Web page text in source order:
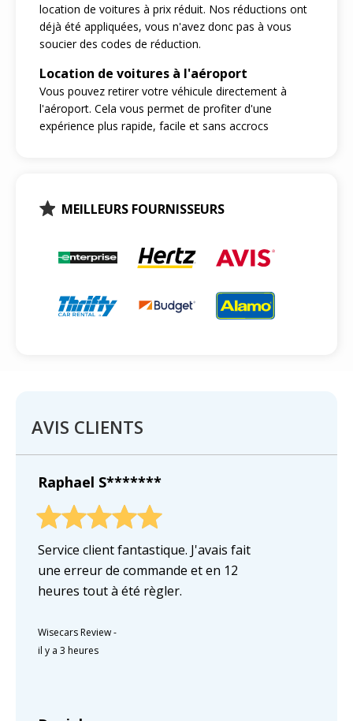
location de voitures à prix réduit. Nos réductions ont
déjà été appliquées, vous n'avez donc pas à vous
soucier des codes de réduction.
Location de voitures à l'aéroport
Vous pouvez retirer votre véhicule directement à
l'aéroport. Cela vous permet de profiter d'une
expérience plus rapide, facile et sans accrocs
MEILLEURS FOURNISSEURS
AVIS CLIENTS
Raphael S*******
Service client fantastique. J'avais fait
une erreur de commande et en 12
heures tout à été règler.
Wisecars Review-
il y a 3 heures